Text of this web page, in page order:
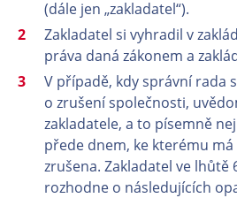
(dále jen „zakladatel“).
Zakladatel si vyhradil v
práva daná zákonem a
V případě, kdy správní rada
o zrušení společnosti,
zakladatele, a to písemně
přede dnem, ke kterému
zrušena. Zakladatel ve
rozhodne o následujících